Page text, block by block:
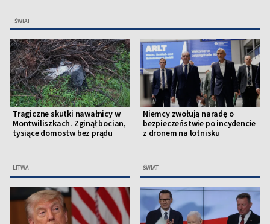
ŚWIAT
Tragiczne skutki nawałnicy w
Montwiliszkach. Zginął bocian,
tysiące domostw bez prądu
LITWA
Niemcy zwołują naradę o
bezpieczeństwie po incydencie
z dronem na lotnisku
ŚWIAT